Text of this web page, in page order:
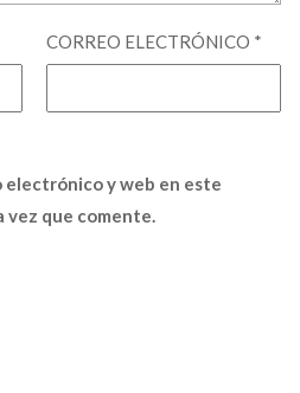
CORREO ELECTRÓNICO *
electrónico y web en este
vez que comente.